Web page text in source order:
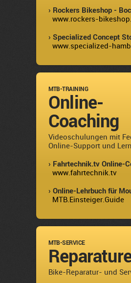
› Rockers Bikeshop -
www.rockers-
› Specialized Concept
www.specialized-
MTB-TRAINING
Online-
Coaching
Videoschulungen mit
Online-Support und
› Fahrtechnik.tv Online-
www.fahrtechnik.tv
› Online-Lehrbuch für
MTB.Einsteiger.Guide
MTB-SERVICE
Bike-Reparatur- und